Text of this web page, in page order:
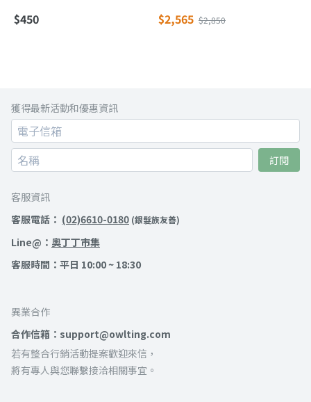
$450
+卡蜜拉洋香瓜
$2,565 $2,850
獲得最新活動和優惠資訊
訂閱
客服資訊
客服電話： (02)6610-0180 (銀髮族友善)
Line@： 奧丁丁市集
客服時間：平日 10:00 ~ 18:30
異業合作
合作信箱：support@owlting.com
若有整合行銷活動提案歡迎來信，
將有專人與您聯繫接洽相關事宜。